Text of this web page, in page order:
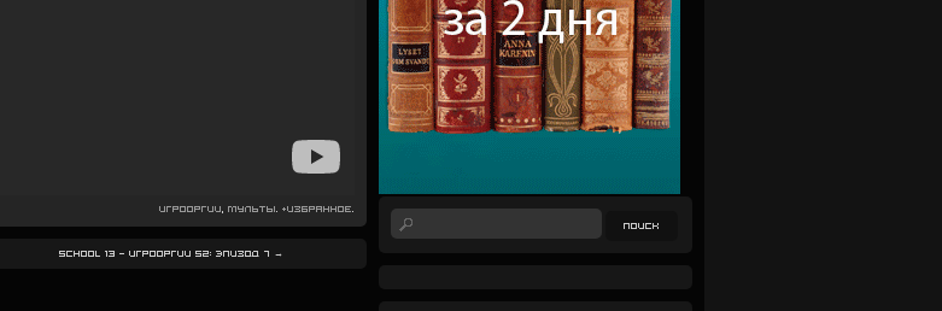
Игрооргии, Мульты. +Избранное.
School 13 — Игрооргии S2: Эпизод 7 →